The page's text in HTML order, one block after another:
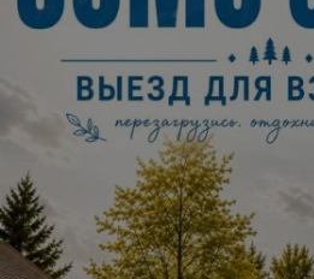
Вы сами сможете практическим
факты, о которых знали раньше
учебников. Практика гораздо
увлекательнее теории, тем
Экспозиция парка
занимает практически 1000 м2 и
тематические зоны: акустика,
электричество и магнетизм,
головоломки и др., а также есть
наклонная и лазерная комнаты,
планетарий.